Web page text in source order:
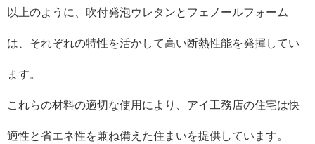
以上のように、吹付発泡ウレタンとフェノールフォーム
は、それぞれの特性を活かして高い断熱性能を発揮してい
ます。
これらの材料の適切な使用により、アイ工務店の住宅は快
適性と省エネ性を兼ね備えた住まいを提供しています。